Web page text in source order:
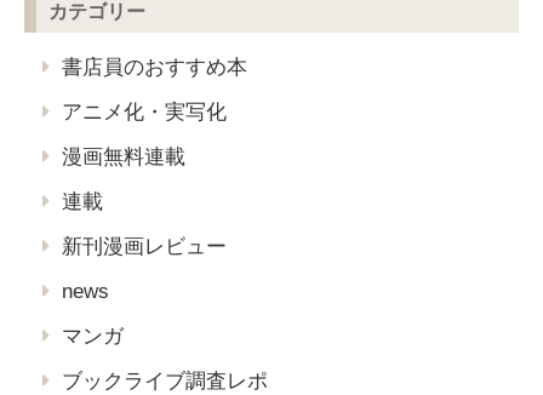
カテゴリー
書店員のおすすめ本
アニメ化・実写化
漫画無料連載
連載
新刊漫画レビュー
news
マンガ
ブックライブ調査レポ